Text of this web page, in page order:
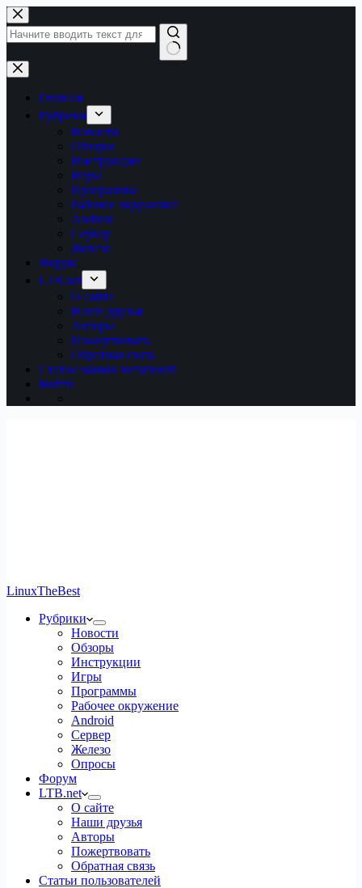
Перейти
к
сути
Ничего
не
найденоГлавная
Рубрики
Новости
Обзоры
Инструкции
Игры
Программы
Рабочее окружение
Android
Сервер
Железо
Форум
LTB.net
О сайте
Наши друзья
Авторы
Пожертвовать
Обратная связь
Статьи наших читателей
Войти
LinuxTheBest
Рубрики
Новости
Обзоры
Инструкции
Игры
Программы
Рабочее окружение
Android
Сервер
Железо
Опросы
Форум
LTB.net
О сайте
Наши друзья
Авторы
Пожертвовать
Обратная связь
Статьи пользователей